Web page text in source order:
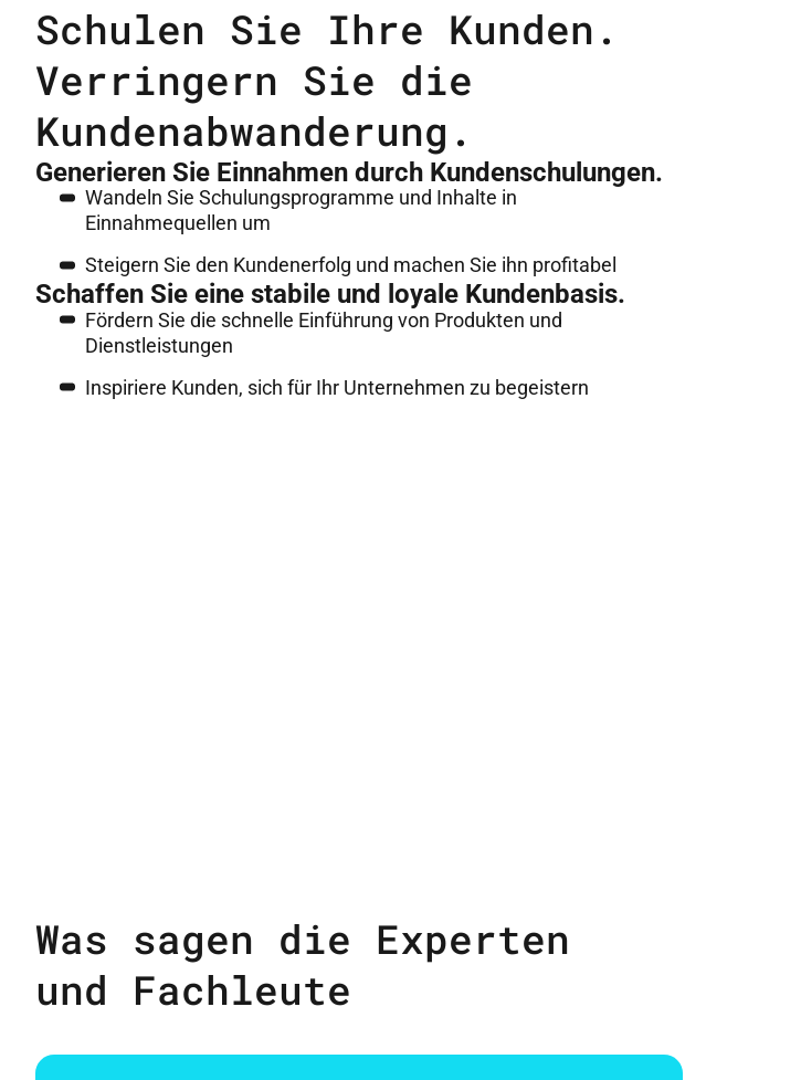
Schulen Sie Ihre Kunden.
Verringern Sie die
Kundenabwanderung.
Generieren Sie Einnahmen durch Kundenschulungen.
Wandeln Sie Schulungsprogramme und Inhalte in
Einnahmequellen um
Steigern Sie den Kundenerfolg und machen Sie ihn profitabel
Schaffen Sie eine stabile und loyale Kundenbasis.
Fördern Sie die schnelle Einführung von Produkten und
Dienstleistungen
Inspiriere Kunden, sich für Ihr Unternehmen zu begeistern
Was sagen die Experten
und Fachleute